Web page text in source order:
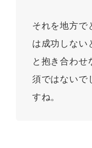
それを地方で
は成功しない
と抱き合わ
須ではないで
すね。